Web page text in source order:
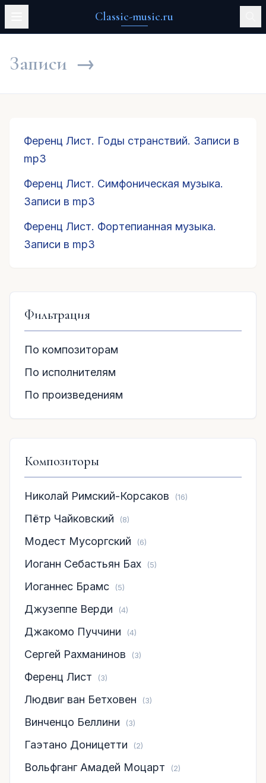
Classic-music.ru
Записи →
Ференц Лист. Годы странствий. Записи в
mp3
Ференц Лист. Симфоническая музыка.
Записи в mp3
Ференц Лист. Фортепианная музыка.
Записи в mp3
Фильтрация
По композиторам
По исполнителям
По произведениям
Композиторы
Николай Римский-Корсаков (16)
Пётр Чайковский (8)
Модест Мусоргский (6)
Иоганн Себастьян Бах (5)
Иоганнес Брамс (5)
Джузеппе Верди (4)
Джакомо Пуччини (4)
Сергей Рахманинов (3)
Ференц Лист (3)
Людвиг ван Бетховен (3)
Винченцо Беллини (3)
Гаэтано Доницетти (2)
Вольфганг Амадей Моцарт (2)